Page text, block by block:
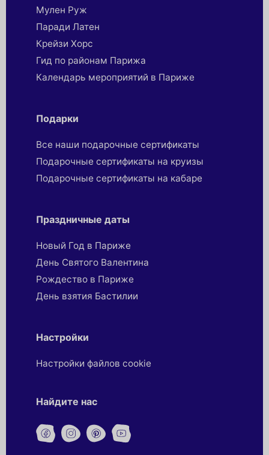
Мулен Руж
Паради Латен
Крейзи Хорс
Гид по районам Парижа
Календарь мероприятий в Париже
Подарки
Все наши подарочные сертификаты
Подарочные сертификаты на круизы
Подарочные сертификаты на кабаре
Праздничные даты
Новый Год в Париже
День Святого Валентина
Рождество в Париже
День взятия Бастилии
Настройки
Настройки файлов cookie
Найдите нас